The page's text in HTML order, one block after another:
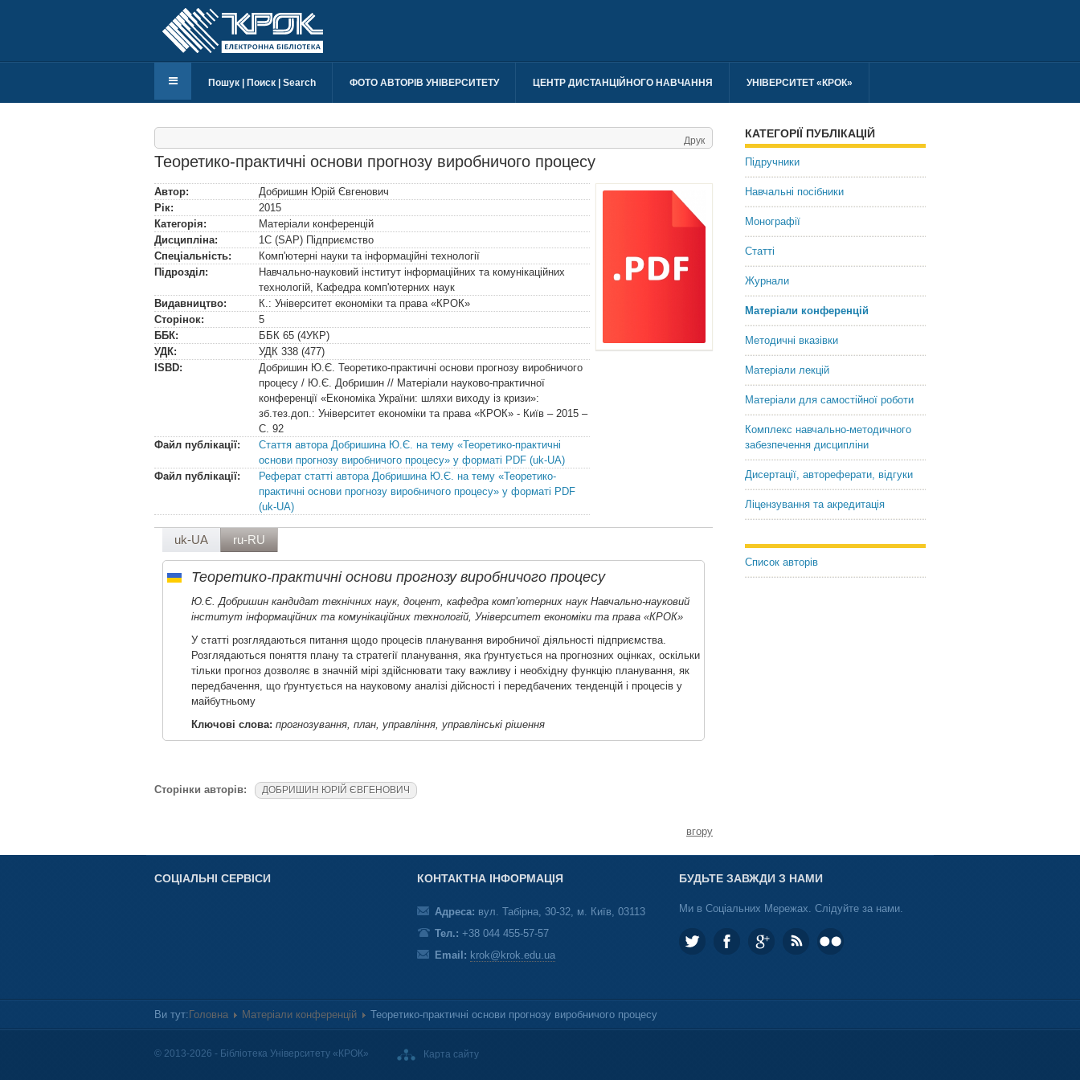
Пошук | Поиск | Search ФОТО АВТОРІВ УНІВЕРСИТЕТУ ЦЕНТР ДИСТАНЦІЙНОГО НАВЧАННЯ УНІВЕРСИТЕТ «КРОК»
Друк
Теоретико-практичні основи прогнозу виробничого процесу
Автор:
Добришин Юрій Євгенович
Рік:
2015
Категорія:
Матеріали конференцій
Дисципліна:
1C (SAP) Підприємство
Спеціальність:
Комп'ютерні науки та інформаційні технології
Підрозділ:
Навчально-науковий інститут інформаційних та комунікаційних
технологій, Кафедра комп'ютерних наук
Видавництво:
К.: Університет економіки та права «КРОК»
Сторінок:
5
ББК:
ББК 65 (4УКР)
УДК:
УДК 338 (477)
ISBD:
Добришин Ю.Є. Теоретико-практичні основи прогнозу виробничого
процесу / Ю.Є. Добришин // Матеріали науково-практичної
конференції «Економіка України: шляхи виходу із кризи»:
зб.тез.доп.: Університет економіки та права «КРОК» - Київ – 2015 –
С. 92
Файл публікації:
Стаття автора Добришина Ю.Є. на тему «Теоретико-практичні
основи прогнозу виробничого процесу» у форматі PDF (uk-UA)
Файл публікації:
Реферат статті автора Добришина Ю.Є. на тему «Теоретико-
практичні основи прогнозу виробничого процесу» у форматі PDF
(uk-UA)
uk-UA ru-RU
Теоретико-практичні основи прогнозу виробничого процесу
Ю.Є. Добришин кандидат технічних наук, доцент, кафедра комп’ютерних наук Навчально-науковий
інститут інформаційних та комунікаційних технологій, Університет економіки та права «КРОК»
У статті розглядаються питання щодо процесів планування виробничої діяльності підприємства.
Розглядаються поняття плану та стратегії планування, яка ґрунтується на прогнозних оцінках, оскільки
тільки прогноз дозволяє в значній мірі здійснювати таку важливу і необхідну функцію планування, як
передбачення, що ґрунтується на науковому аналізі дійсності і передбачених тенденцій і процесів у
майбутньому
Ключові слова: прогнозування, план, управління, управлінські рішення
Теоретико-практические основы прогноза
Сторінки авторів: ДОБРИШИН ЮРІЙ ЄВГЕНОВИЧ
вгору
КАТЕГОРІЇ ПУБЛІКАЦІЙ
Підручники
Навчальні посібники
Монографії
Статті
Журнали
Матеріали конференцій
Методичні вказівки
Матеріали лекцій
Матеріали для самостійної роботи
Комплекс навчально-методичного
забезпечення дисципліни
Дисертації, автореферати, відгуки
Ліцензування та акредитація
Список авторів
СОЦІАЛЬНІ СЕРВІСИ КОНТАКТНА ІНФОРМАЦІЯ
Адреса: вул. Табірна, 30-32, м. Київ, 03113
Тел.: +38 044 455-57-57
Email: krok@krok.edu.ua
БУДЬТЕ ЗАВЖДИ З НАМИ
Ми в Соціальних Мережах. Слідуйте за нами.
Ви тут: Головна Матеріали конференцій Теоретико-практичні основи прогнозу виробничого процесу
© 2013-2026 - Бібліотека Університету «КРОК» Карта сайту